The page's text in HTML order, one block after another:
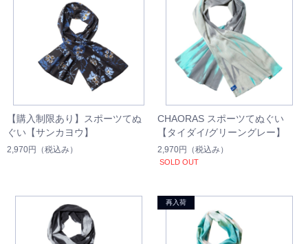
【購入制限あり】スポーツてぬ
ぐい【サンカヨウ】
2,970円 （税込み）
CHAORAS スポーツてぬぐい
【タイダイ/グリーングレー】
2,970円 （税込み）
SOLD OUT